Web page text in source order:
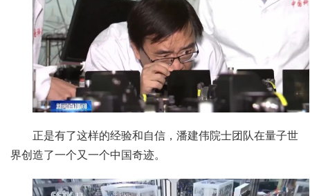
正是有了这样的经验和自信，潘建伟院士团队在量子世
界创造了一个又一个中国奇迹。